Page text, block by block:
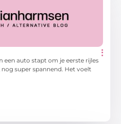
een auto stapt om je eerste rijles
super spannend. Het voelt